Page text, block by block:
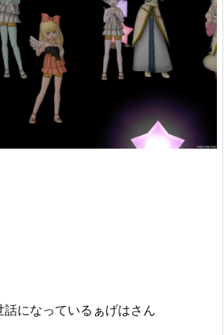
になっているぁげはさん